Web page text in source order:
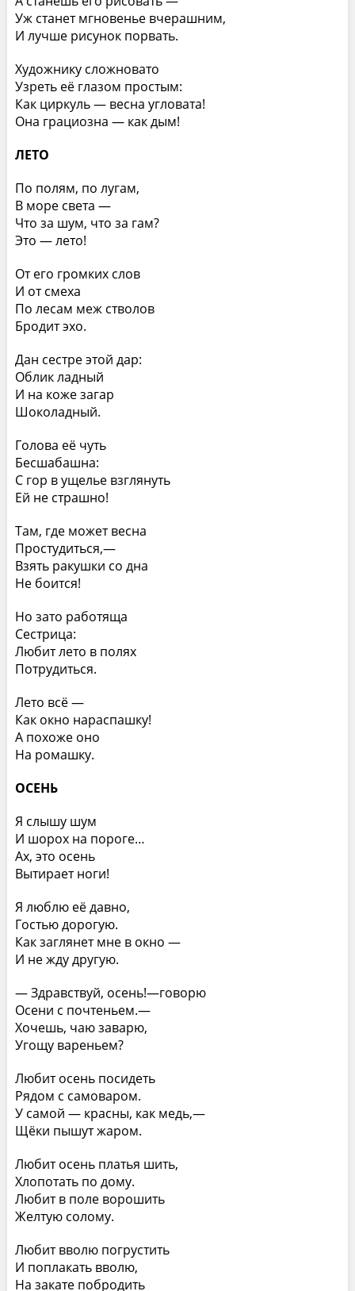
Уж станет мгновенье вчерашним,
И лучше рисунок порвать.
Художнику сложновато
Узреть её глазом простым:
Как циркуль — весна угловата!
Она грациозна — как дым!
ЛЕТО
По полям, по лугам,
В море света —
Что за шум, что за гам?
Это — лето!
От его громких слов
И от смеха
По лесам меж стволов
Бродит эхо.
Дан сестре этой дар:
Облик ладный
И на коже загар
Шоколадный.
Голова её чуть
Бесшабашна:
С гор в ущелье взглянуть
Ей не страшно!
Там, где может весна
Простудиться,—
Взять ракушки со дна
Не боится!
Но зато работяща
Сестрица:
Любит лето в полях
Потрудиться.
Лето всё —
Как окно нараспашку!
А похоже оно
На ромашку.
ОСЕНЬ
Я слышу шум
И шорох на пороге…
Ах, это осень
Вытирает ноги!
Я люблю её давно,
Гостью дорогую.
Как заглянет мне в окно —
И не жду другую.
— Здравствуй, осень!—говорю
Осени с почтеньем.—
Хочешь, чаю заварю,
Угощу вареньем?
Любит осень посидеть
Рядом с самоваром.
У самой — красны, как медь,—
Щёки пышут жаром.
Любит осень платья шить,
Хлопотать по дому.
Любит в поле ворошить
Желтую солому.
Любит вволю погрустить
И поплакать вволю,
На закате побродить